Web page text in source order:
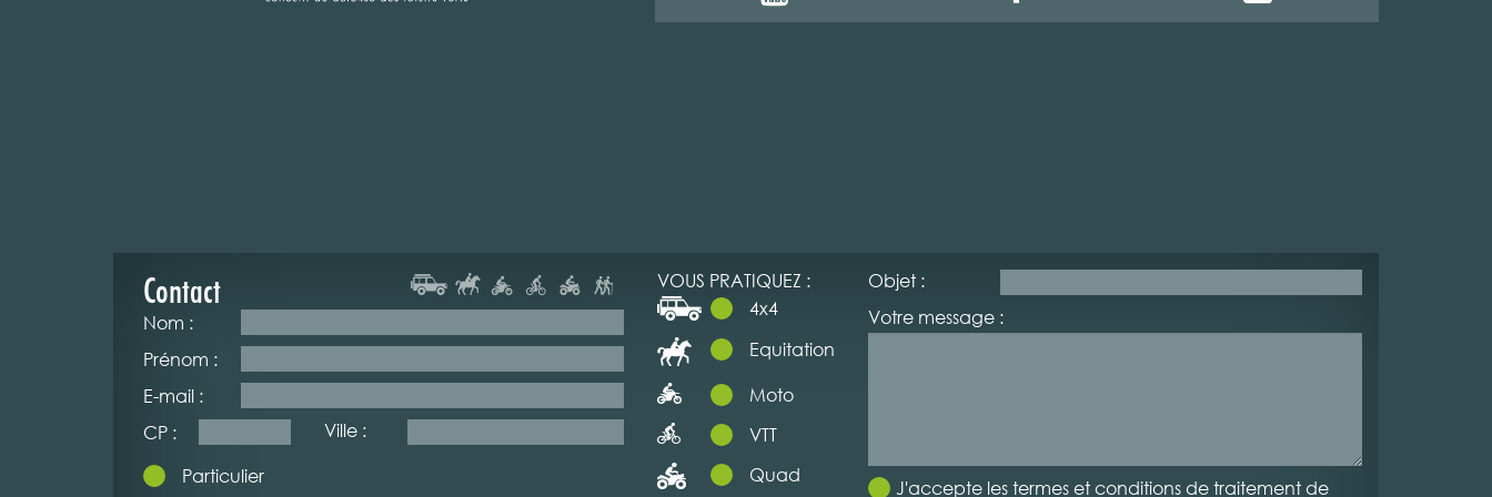
Contact
Nom :
Prénom :
E-mail :
CP :
Ville :
Particulier
VOUS PRATIQUEZ :
4x4
Equitation
Moto
VTT
Quad
Objet :
Votre message :
J'accepte les termes et conditions de traitement de